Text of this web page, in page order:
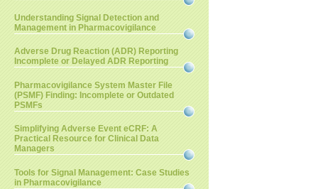
Understanding Signal Detection and
Management in Pharmacovigilance
Adverse Drug Reaction (ADR) Reporting
Incomplete or Delayed ADR Reporting
Pharmacovigilance System Master File
(PSMF) Finding: Incomplete or Outdated
PSMFs
Simplifying Adverse Event eCRF: A
Practical Resource for Clinical Data
Managers
Tools for Signal Management: Case Studies
in Pharmacovigilance